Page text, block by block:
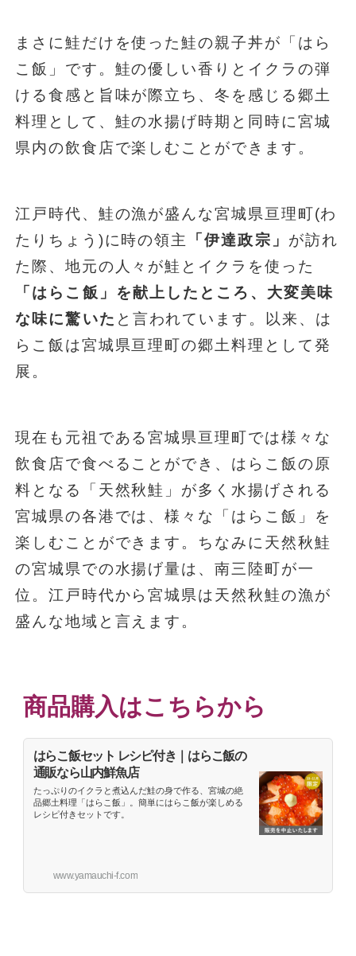
まさに鮭だけを使った鮭の親子丼が「はら
こ飯」です。鮭の優しい香りとイクラの弾
ける食感と旨味が際立ち、冬を感じる郷土
料理として、鮭の水揚げ時期と同時に宮城
県内の飲食店で楽しむことができます。
江戸時代、鮭の漁が盛んな宮城県亘理町(わ
たりちょう)に時の領主
「伊達政宗」 が訪れ
た際、地元の人々が鮭とイクラを使った
「はらこ飯」を献上したところ、大変美味
な味に驚いた と言われています。以来、は
らこ飯は宮城県亘理町の郷土料理として発
展。
現在も元祖である宮城県亘理町では様々な
飲食店で食べることができ、はらこ飯の原
料となる「天然秋鮭」が多く水揚げされる
宮城県の各港では、様々な「はらこ飯」を
楽しむことができます。ちなみに天然秋鮭
の宮城県での水揚げ量は、南三陸町が一
位。江戸時代から宮城県は天然秋鮭の漁が
盛んな地域と言えます。
商品購入はこちらから
はらこ飯セット レシピ付き｜はらこ飯の
通販なら山内鮮魚店
たっぷりのイクラと煮込んだ鮭の身で作る、宮城の絶
品郷土料理「はらこ飯」。簡単にはらこ飯が楽しめる
レシピ付きセットです。
www.yamauchi-f.com